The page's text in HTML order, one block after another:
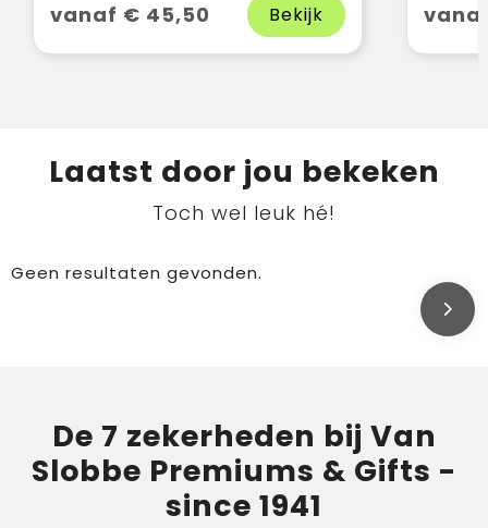
vanaf € 45,50 Bekijk
Laatst door jou bekeken
Toch wel leuk hé!
Geen resultaten gevonden.
De 7 zekerheden bij Van
Slobbe Premiums & Gifts -
since 1941